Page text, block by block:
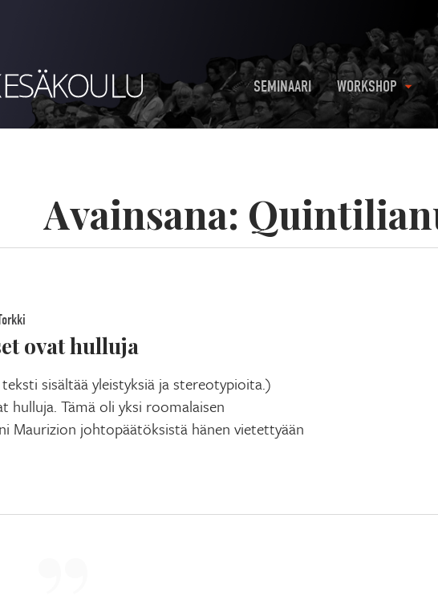
SEMINAARI WORKSHOP
Avainsana:
ovat hulluja
sisältää yleistyksiä ja stereotypioita.)
hulluja. Tämä oli yksi roomalaisen
Maurizion johtopäätöksistä hänen vietettyään